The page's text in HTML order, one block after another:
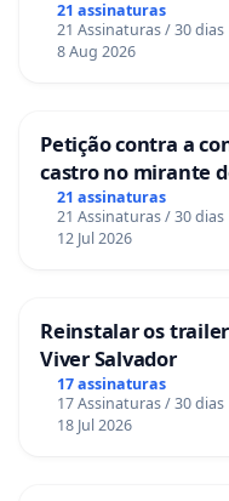
21 assinaturas
21 Assinaturas / 30 dias
8 Aug 2026
Petição contra a
castro no mirante
21 assinaturas
21 Assinaturas / 30 dias
12 Jul 2026
Reinstalar os
Viver Salvador
17 assinaturas
17 Assinaturas / 30 dias
18 Jul 2026